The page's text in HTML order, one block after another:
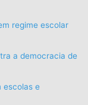
regime escolar
a democracia de
escolas e